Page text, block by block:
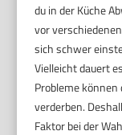
du in der Küche
vor
sich schwer
Vielleicht dauert
Probleme
verderben.
Faktor bei der